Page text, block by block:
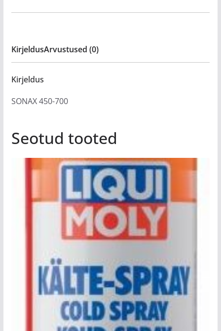
KirjeldusArvustused (0)
Kirjeldus
SONAX 450-700
Seotud tooted